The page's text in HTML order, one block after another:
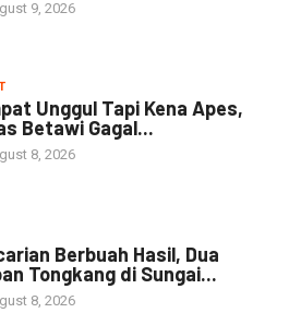
9, 2026
Unggul Tapi Kena Apes,
Betawi Gagal...
8, 2026
Berbuah Hasil, Dua
Tongkang di Sungai...
8, 2026